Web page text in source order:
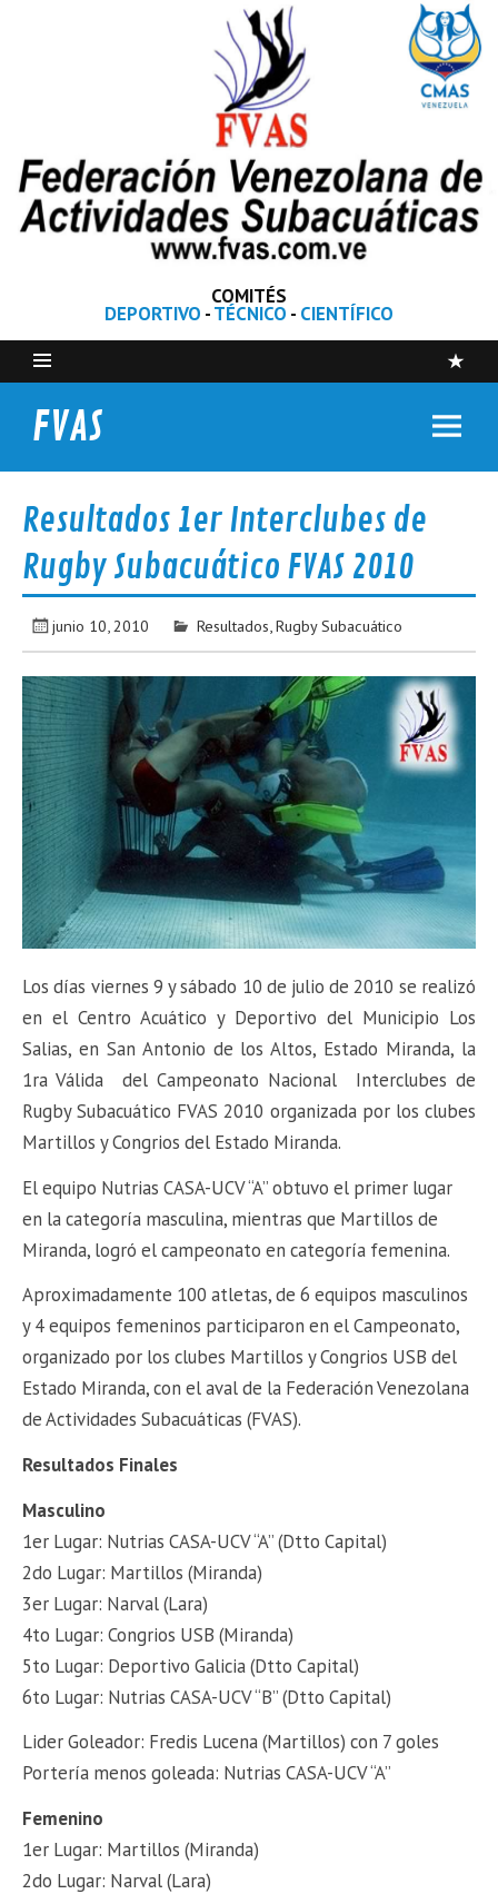
COMITÉS
DEPORTIVO -TÉCNICO - CIENTÍFICO
FVAS
Resultados 1er Interclubes de
Rugby Subacuático FVAS 2010
junio 10, 2010 Resultados Rugby Subacuático
Los días viernes 9 y sábado 10 de julio de 2010 se realizó
en el Centro Acuático y Deportivo del Municipio Los
Salias, en San Antonio de los Altos, Estado Miranda, la
1ra Válida del Campeonato Nacional Interclubes de
Rugby Subacuático FVAS 2010 organizada por los clubes
Martillos y Congrios del Estado Miranda.
El equipo Nutrias CASA-UCV “A” obtuvo el primer lugar
en la categoría masculina, mientras que Martillos de
Miranda, logró el campeonato en categoría femenina.
Aproximadamente 100 atletas, de 6 equipos masculinos
y 4 equipos femeninos participaron en el Campeonato,
organizado por los clubes Martillos y Congrios USB del
Estado Miranda, con el aval de la Federación Venezolana
de Actividades Subacuáticas (FVAS).
Resultados Finales
Masculino
1er Lugar: Nutrias CASA-UCV “A” (Dtto Capital)
2do Lugar: Martillos (Miranda)
3er Lugar: Narval (Lara)
4to Lugar: Congrios USB (Miranda)
5to Lugar: Deportivo Galicia (Dtto Capital)
6to Lugar: Nutrias CASA-UCV “B” (Dtto Capital)
Lider Goleador: Fredis Lucena (Martillos) con 7 goles
Portería menos goleada: Nutrias CASA-UCV “A”
Femenino
1er Lugar: Martillos (Miranda)
2do Lugar: Narval (Lara)